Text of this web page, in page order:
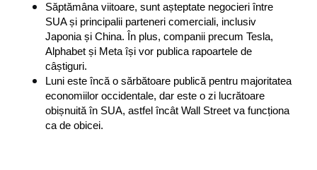
Săptămâna viitoare, sunt așteptate negocieri între
SUA și principalii parteneri comerciali, inclusiv
Japonia și China. În plus, companii precum Tesla,
Alphabet și Meta își vor publica rapoartele de
câștiguri.
Luni este încă o sărbătoare publică pentru majoritatea
economiilor occidentale, dar este o zi lucrătoare
obișnuită în SUA, astfel încât Wall Street va funcționa
ca de obicei.